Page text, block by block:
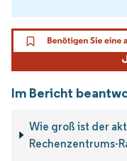
Im Bericht
Wie groß ist der
Rechenzentrums-